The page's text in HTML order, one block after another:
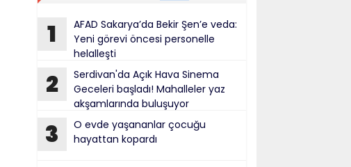
1
AFAD Sakarya’da Bekir Şen’e veda:
Yeni görevi öncesi personelle
helalleşti
2
Serdivan'da Açık Hava Sinema
Geceleri başladı! Mahalleler yaz
akşamlarında buluşuyor
3
O evde yaşananlar çocuğu
hayattan kopardı